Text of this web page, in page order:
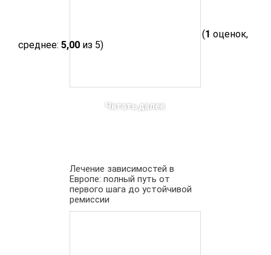
(1 оценок,
среднее: 5,00 из 5)
Читать далее
Лечение зависимостей в
Европе: полный путь от
первого шага до устойчивой
ремиссии